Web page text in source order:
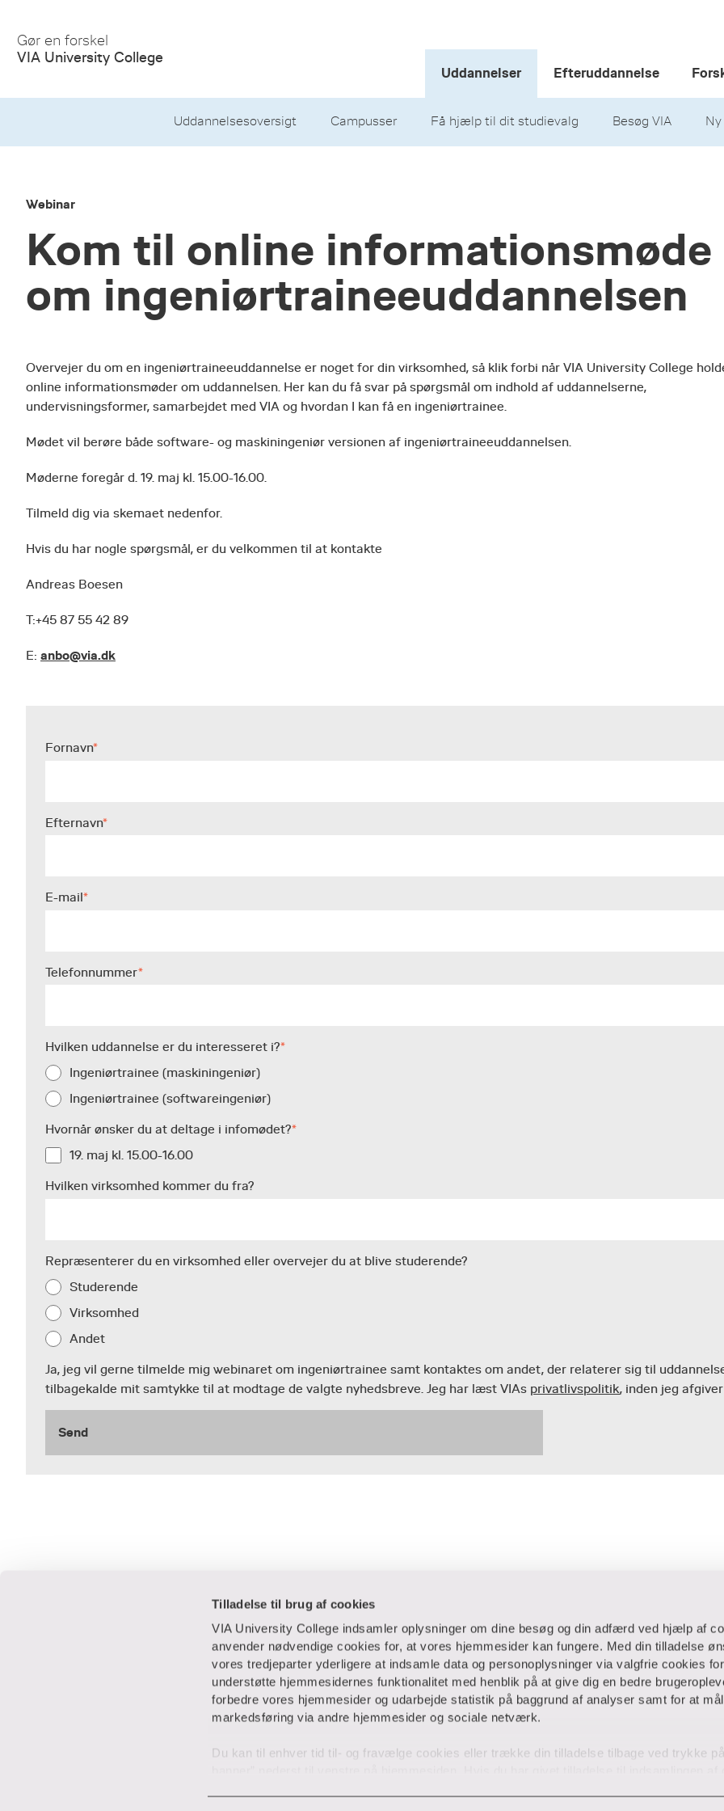
Tilladelse til brug af cookies
VIA University College indsamler oplysninger om dine besøg og din adfærd ved hjælp af
anvender nødvendige cookies for, at vores hjemmesider kan fungere. Med din tilladelse
vores tredjeparter yderligere at indsamle data og personoplysninger via valgfrie cookies
understøtte hjemmesidernes funktionalitet med henblik på at give dig en bedre
forbedre vores hjemmesider og udarbejde statistik på baggrund af analyser samt for at
markedsføring via andre hjemmesider og sociale netværk.
Du kan til enhver tid til- og fravælge cookies eller trække din tilladelse tilbage ved trykke
Gør en forskel
VIA University College
Uddannelser
Uddannelsesoversigt Campusser Få hjælp til dit studievalg Besøg VIA
Efteruddannelse
Webinar
Kom til online informationsmøde
om ingeniørtraineeuddannelsen
Overvejer du om en ingeniørtraineeuddannelse er noget for din virksomhed, så klik forbi når VIA University College
online informationsmøder om uddannelsen. Her kan du få svar på spørgsmål om indhold af uddannelserne,
undervisningsformer, samarbejdet med VIA og hvordan I kan få en ingeniørtrainee.
Mødet vil berøre både software- og maskiningeniør versionen af ingeniørtraineeuddannelsen.
Møderne foregår d. 19. maj kl. 15.00-16.00.
Tilmeld dig via skemaet nedenfor.
Hvis du har nogle spørgsmål, er du velkommen til at kontakte
Andreas Boesen
T:+45 87 55 42 89
E: anbo@via.dk
Fornavn*
Efternavn*
E-mail*
Telefonnummer*
Hvilken uddannelse er du interesseret i?*
Ingeniørtrainee (maskiningeniør)
Ingeniørtrainee (softwareingeniør)
Hvornår ønsker du at deltage i infomødet?*
19. maj kl. 15.00-16.00
Hvilken virksomhed kommer du fra?
Repræsenterer du en virksomhed eller overvejer du at blive studerende?
Studerende
Virksomhed
Andet
Ja, jeg vil gerne tilmelde mig webinaret om ingeniørtrainee samt kontaktes om andet, der relaterer sig til
tilbagekalde mit samtykke til at modtage de valgte nyhedsbreve. Jeg har læst VIAs privatlivspolitik, inden jeg
Samarbejde og virksomheder
IT-supportcenter
Studentervæksthuse
VIA Center for Undervisningsmidler
Ansatte og studerende
Censorservice
MitVIA